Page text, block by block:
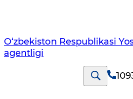
O‘zbеkistоn Rеspublikаsi
agentligi